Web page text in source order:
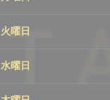
火曜日
水曜日